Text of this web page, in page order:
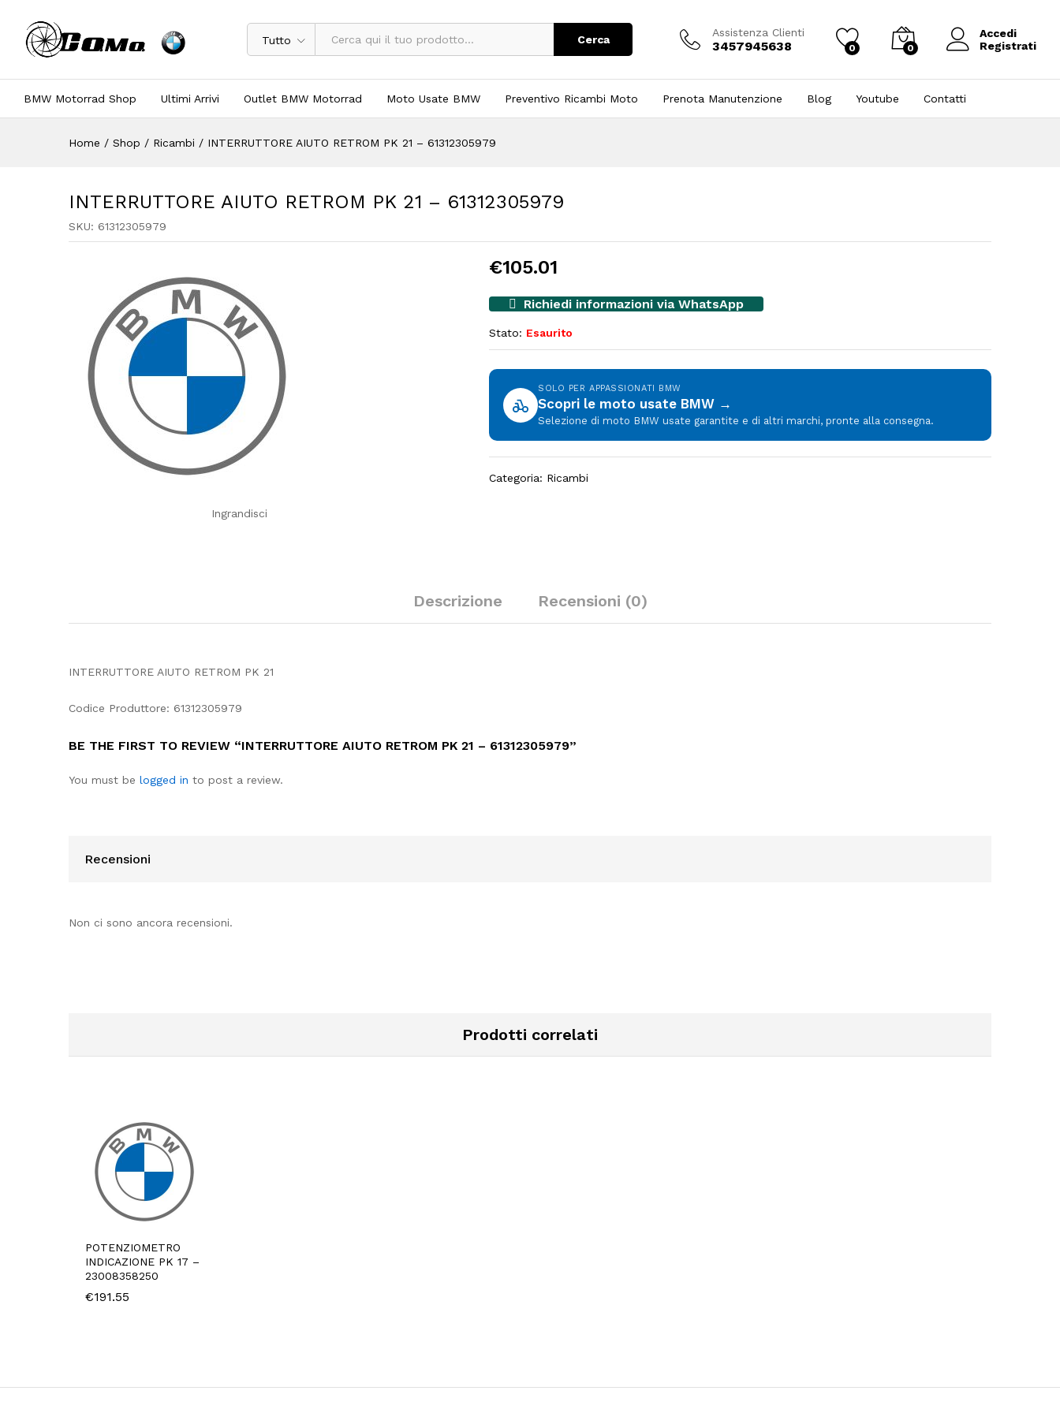
Tutto Cerca
Assistenza Clienti
3457945638 0 0
Accedi
Registrati
BMW Motorrad Shop Ultimi Arrivi Outlet BMW Motorrad Moto Usate BMW Preventivo Ricambi Moto Prenota Manutenzione Blog Youtube Contatti
Home / Shop / Ricambi / INTERRUTTORE AIUTO RETROM PK 21 – 61312305979
INTERRUTTORE AIUTO RETROM PK 21 – 61312305979
SKU: 61312305979
Ingrandisci
€105.01
Richiedi informazioni via WhatsApp
Stato: Esaurito
SOLO PER APPASSIONATI BMW
Scopri le moto usate BMW →
Selezione di moto BMW usate garantite e di altri marchi, pronte alla consegna.
Categoria: Ricambi
Descrizione Recensioni (0)
INTERRUTTORE AIUTO RETROM PK 21
Codice Produttore: 61312305979
BE THE FIRST TO REVIEW “INTERRUTTORE AIUTO RETROM PK 21 – 61312305979”
You must be logged in to post a review.
Recensioni
Non ci sono ancora recensioni.
Prodotti correlati
POTENZIOMETRO
INDICAZIONE PK 17 –
23008358250
€191.55